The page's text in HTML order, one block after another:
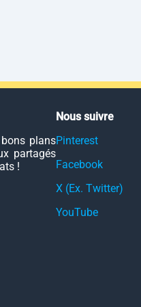
plans
partagés
!
Nous suivre
Pinterest
Facebook
X (Ex. Twitter)
YouTube